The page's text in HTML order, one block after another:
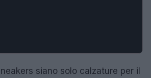
siano solo calzature per il